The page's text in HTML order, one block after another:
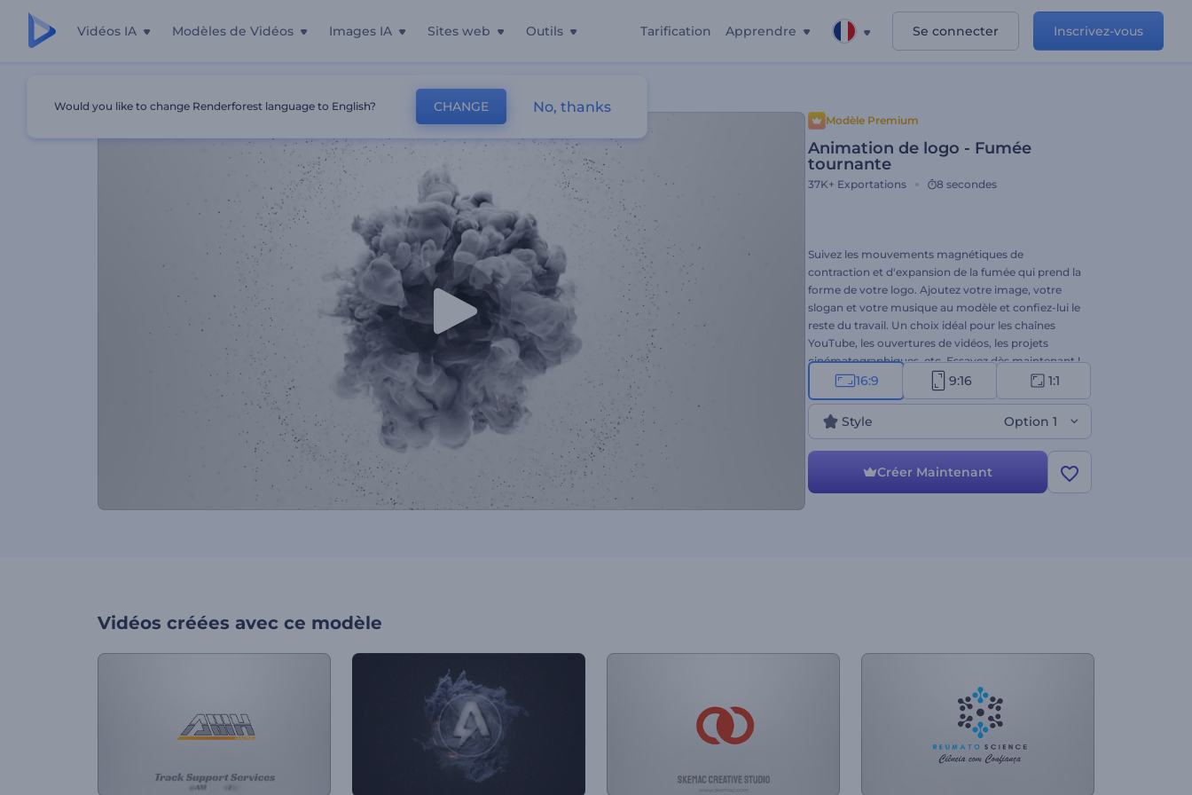
Vidéos IA Modèles de Vidéos Images IA Sites web Outils Tarification Apprendre Se connecter Inscrivez-vous
Modèle Premium
Animation de logo - Fumée
tournante
37K+ Exportations 8 secondes
Suivez les mouvements magnétiques de
contraction et d'expansion de la fumée qui prend la
forme de votre logo. Ajoutez votre image, votre
slogan et votre musique au modèle et confiez-lui le
reste du travail. Un choix idéal pour les chaînes
YouTube, les ouvertures de vidéos, les projets
cinématographiques, etc. Essayez dès maintenant !
16:9 9:16 1:1
Style Option 1
Créer Maintenant
Vidéos créées avec ce modèle
Would you like to change Renderforest language to English? CHANGE No, thanks